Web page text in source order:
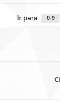
Ir para: 0-9